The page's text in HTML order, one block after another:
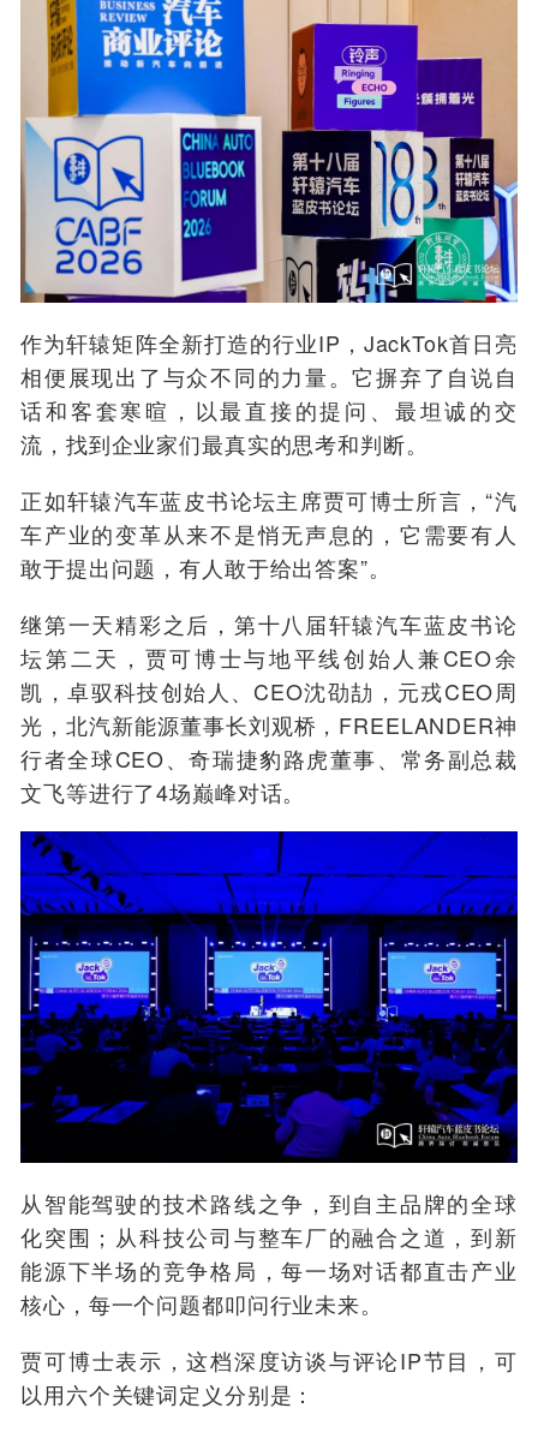
作为轩辕矩阵全新打造的行业IP，JackTok首日亮
相便展现出了与众不同的力量。它摒弃了自说自
话和客套寒暄，以最直接的提问、最坦诚的交
流，找到企业家们最真实的思考和判断。
正如轩辕汽车蓝皮书论坛主席贾可博士所言，“汽
车产业的变革从来不是悄无声息的，它需要有人
敢于提出问题，有人敢于给出答案”。
继第一天精彩之后，第十八届轩辕汽车蓝皮书论
坛第二天，贾可博士与地平线创始人兼CEO余
凯，卓驭科技创始人、CEO沈劭劼，元戎CEO周
光，北汽新能源董事长刘观桥，FREELANDER神
行者全球CEO、奇瑞捷豹路虎董事、常务副总裁
文飞等进行了4场巅峰对话。
从智能驾驶的技术路线之争，到自主品牌的全球
化突围；从科技公司与整车厂的融合之道，到新
能源下半场的竞争格局，每一场对话都直击产业
核心，每一个问题都叩问行业未来。
贾可博士表示，这档深度访谈与评论IP节目，可
以用六个关键词定义分别是：